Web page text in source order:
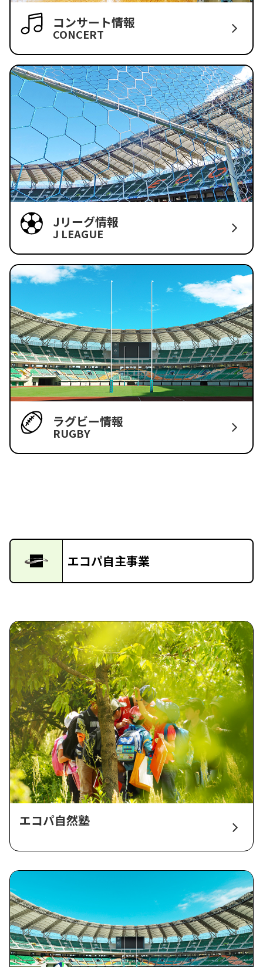
コンサート情報
CONCERT
Jリーグ情報
J LEAGUE
ラグビー情報
RUGBY
エコパ自主事業
エコパ自然塾